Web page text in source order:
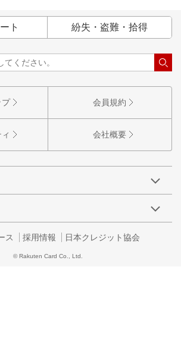
ト 紛失・盗難・拾得
プ 会員規約
会社概要
ス 採用情報 日本クレジット協会
© Rakuten Card Co., Ltd.